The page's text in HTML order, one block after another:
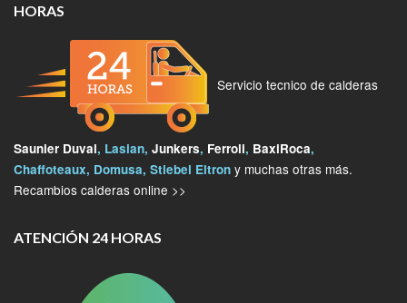
HORAS
Servicio tecnico de calderas
Saunier Duval, Lasian, Junkers, Ferroli, BaxiRoca,
Chaffoteaux, Domusa, Stiebel Eltron y muchas otras más.
Recambios calderas online >>
ATENCIÓN 24 HORAS